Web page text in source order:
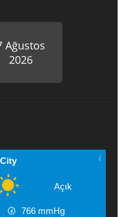
Açık
766 mmHg